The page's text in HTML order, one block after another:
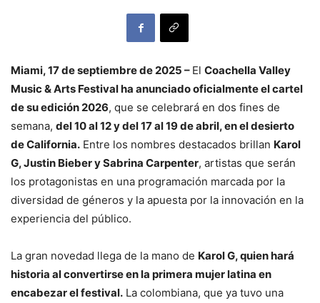
Miami, 17 de septiembre de 2025 – El Coachella Valley
Music & Arts Festival ha anunciado oficialmente el cartel
de su edición 2026, que se celebrará en dos fines de
semana, del 10 al 12 y del 17 al 19 de abril, en el desierto
de California. Entre los nombres destacados brillan Karol
G, Justin Bieber y Sabrina Carpenter, artistas que serán
los protagonistas en una programación marcada por la
diversidad de géneros y la apuesta por la innovación en la
experiencia del público.
La gran novedad llega de la mano de Karol G, quien hará
historia al convertirse en la primera mujer latina en
encabezar el festival. La colombiana, que ya tuvo una